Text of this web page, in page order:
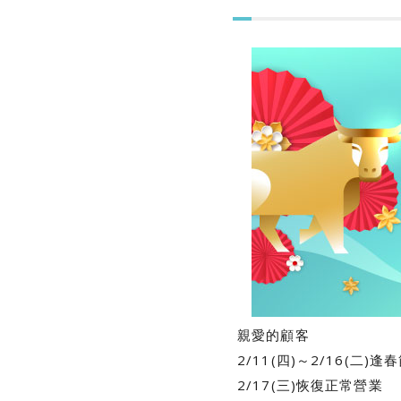
親愛的顧客
2/11(四)～2/16(二)逢春
2/17(三)恢復正常營業